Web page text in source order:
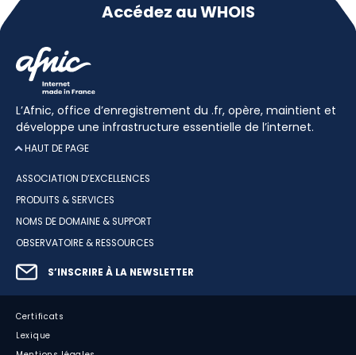
Accédez au WHOIS
L’Afnic, office d’enregistrement du .fr, opère, maintient et
développe une infrastructure essentielle de l’internet.
HAUT DE PAGE
ASSOCIATION D’EXCELLENCES
PRODUITS & SERVICES
NOMS DE DOMAINE & SUPPORT
OBSERVATOIRE & RESSOURCES
S’INSCRIRE À LA NEWSLETTER
Certificats
Lexique